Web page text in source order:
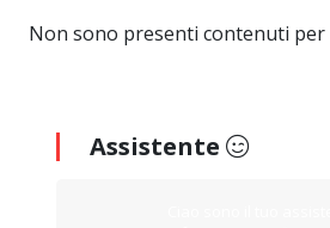
Non sono presenti contenuti
Assistente